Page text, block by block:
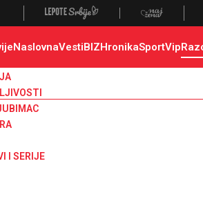
NaslovnaVestiBIZHronikaSportVip
I SERIJE